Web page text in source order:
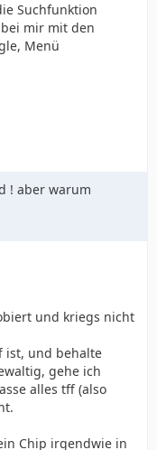
Suchfunktion
mir mit den
Menü
! aber warum
und kriegs nicht
ist, und behalte
gehe ich
alles tff (also
Chip irgendwie in